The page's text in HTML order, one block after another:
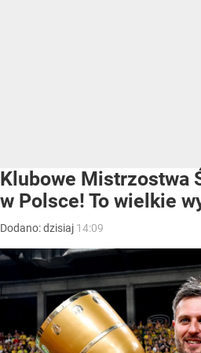
Klubowe Mistrzostwa
w Polsce! To wielkie
Dodano:dzisiaj 14:09